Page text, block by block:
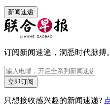
新闻速递
订阅新闻速递，洞悉时代脉搏。
立即订阅
只想接收感兴趣的新闻速递?